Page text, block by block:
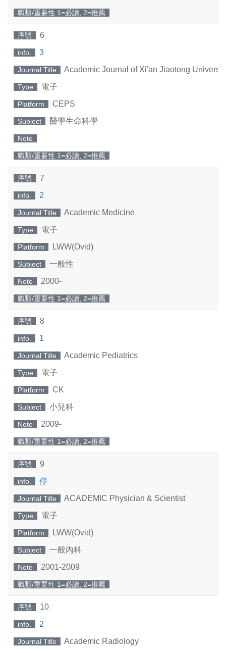
職類/重要性 1=必讀, 2=推薦
序號 6
info. 3
Journal Title Academic Journal of Xi'an Jiaotong
Type 電子
Platform CEPS
Subject 醫學生命科學
Note
職類/重要性 1=必讀, 2=推薦
序號 7
info. 2
Journal Title Academic Medicine
Type 電子
Platform LWW(Ovid)
Subject 一般性
Note 2000-
職類/重要性 1=必讀, 2=推薦
序號 8
info. 1
Journal Title Academic Pediatrics
Type 電子
Platform CK
Subject 小兒科
Note 2009-
職類/重要性 1=必讀, 2=推薦
序號 9
info. 停
Journal Title ACADEMIC Physician & Scientist
Type 電子
Platform LWW(Ovid)
Subject 一般內科
Note 2001-2009
職類/重要性 1=必讀, 2=推薦
序號 10
info. 2
Journal Title Academic Radiology